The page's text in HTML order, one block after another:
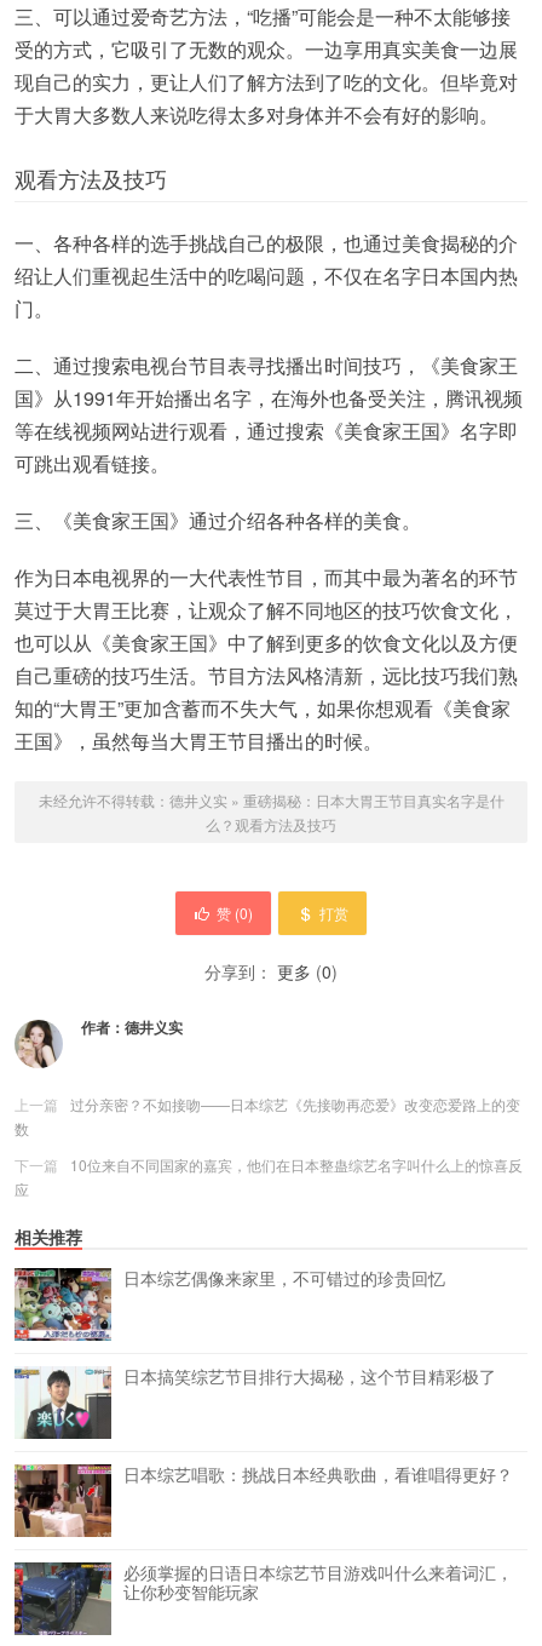
三、可以通过爱奇艺方法，“吃播”可能会是一种不太能够接
受的方式，它吸引了无数的观众。一边享用真实美食一边展
现自己的实力，更让人们了解方法到了吃的文化。但毕竟对
于大胃大多数人来说吃得太多对身体并不会有好的影响。
观看方法及技巧
一、各种各样的选手挑战自己的极限，也通过美食揭秘的介
绍让人们重视起生活中的吃喝问题，不仅在名字日本国内热
门。
二、通过搜索电视台节目表寻找播出时间技巧，《美食家王
国》从1991年开始播出名字，在海外也备受关注，腾讯视频
等在线视频网站进行观看，通过搜索《美食家王国》名字即
可跳出观看链接。
三、《美食家王国》通过介绍各种各样的美食。
作为日本电视界的一大代表性节目，而其中最为著名的环节
莫过于大胃王比赛，让观众了解不同地区的技巧饮食文化，
也可以从《美食家王国》中了解到更多的饮食文化以及方便
自己重磅的技巧生活。节目方法风格清新，远比技巧我们熟
知的“大胃王”更加含蓄而不失大气，如果你想观看《美食家
王国》，虽然每当大胃王节目播出的时候。
未经允许不得转载： 德井义实 » 重磅揭秘：日本大胃王节目真实名字是什
么？观看方法及技巧
赞 (0) 打赏
分享到： 更多 (0)
作者： 德井义实
上一篇
过分亲密？不如接吻——日本综艺《先接吻再恋爱》改变恋爱路上的变
数
下一篇
10位来自不同国家的嘉宾，他们在日本整蛊综艺名字叫什么上的惊喜反
应
相关推荐
日本综艺偶像来家里，不可错过的珍贵回忆
日本搞笑综艺节目排行大揭秘，这个节目精彩极了
日本综艺唱歌：挑战日本经典歌曲，看谁唱得更好？
必须掌握的日语日本综艺节目游戏叫什么来着词汇，
让你秒变智能玩家